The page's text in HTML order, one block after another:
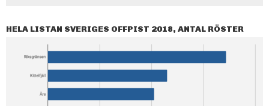
HELA LISTAN SVERIGES OFFPIST 2018, ANTAL RÖSTER